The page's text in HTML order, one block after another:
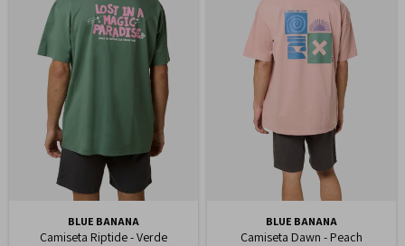
BLUE BANANA
Camiseta Riptide - Verde
BLUE BANANA
Camiseta Dawn - Peach